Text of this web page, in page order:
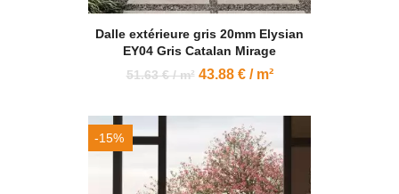
Dalle extérieure gris 20mm Elysian
EY04 Gris Catalan Mirage
51.63 € / m² 43.88 € / m²
-15%